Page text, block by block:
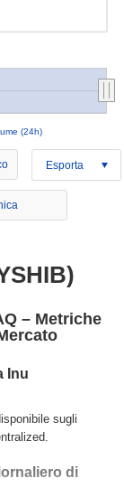
(24h)
Esporta
– Metriche
Inu
sugli
di